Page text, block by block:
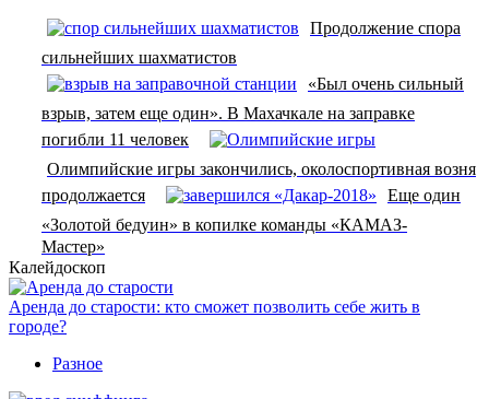
Продолжение спора
сильнейших шахматистов
«Был очень сильный
взрыв, затем еще один». В Махачкале на заправке
погибли 11 человек
Олимпийские игры закончились, околоспортивная возня
продолжается
Еще один
«Золотой бедуин» в копилке команды «КАМАЗ-
Мастер»
Калейдоскоп
Аренда до старости: кто сможет позволить себе жить в
городе?
Разное